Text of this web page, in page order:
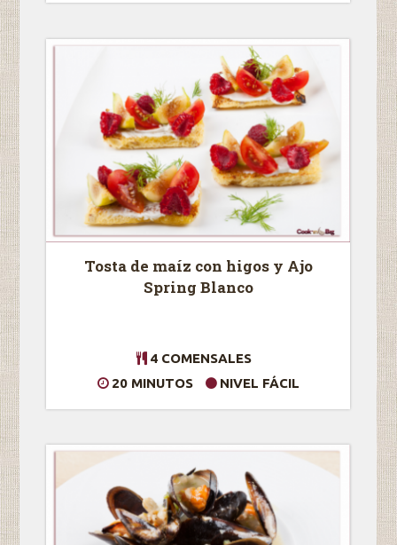
Tosta de maíz con higos y Ajo
Spring Blanco
4 COMENSALES
20 MINUTOS
NIVEL FÁCIL